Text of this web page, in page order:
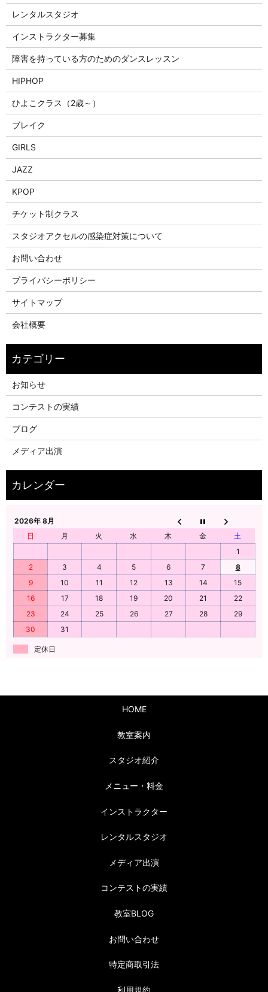
レンタルスタジオ
インストラクター募集
障害を持っている方のためのダンスレッスン
HIPHOP
ひよこクラス（2歳～）
ブレイク
GIRLS
JAZZ
KPOP
チケット制クラス
スタジオアクセルの感染症対策について
お問い合わせ
プライバシーポリシー
サイトマップ
会社概要
お知らせ
コンテストの実績
ブログ
メディア出演
2026年 8月
日
月 火 水 木 金
土
1
2
3 4 5 6 7
8
9
10 11 12 13 14
15
16
17 18 19 20 21
22
23
24 25 26 27 28
29
30
31
定休日
HOME
教室案内
スタジオ紹介
メニュー・料金
インストラクター
レンタルスタジオ
メディア出演
コンテストの実績
教室BLOG
お問い合わせ
特定商取引法
利用規約